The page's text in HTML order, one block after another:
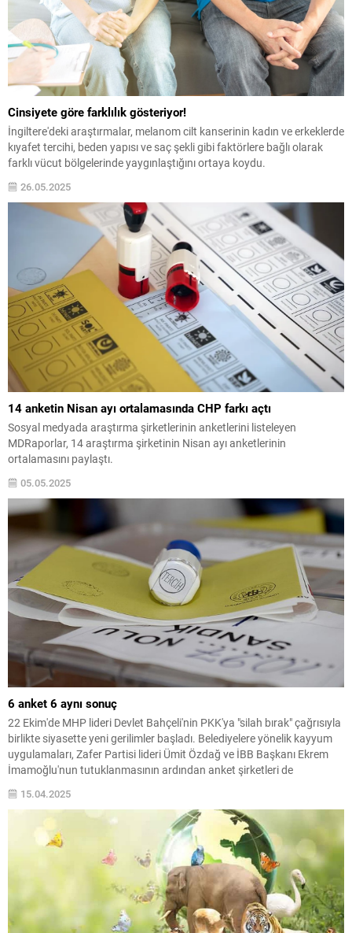
Cinsiyete göre farklılık gösteriyor!
İngiltere'deki araştırmalar, melanom cilt kanserinin kadın ve erkeklerde
kıyafet tercihi, beden yapısı ve saç şekli gibi faktörlere bağlı olarak
farklı vücut bölgelerinde yaygınlaştığını ortaya koydu.
26.05.2025
14 anketin Nisan ayı ortalamasında CHP farkı açtı
Sosyal medyada araştırma şirketlerinin anketlerini listeleyen
MDRaporlar, 14 araştırma şirketinin Nisan ayı anketlerinin
ortalamasını paylaştı.
05.05.2025
6 anket 6 aynı sonuç
22 Ekim'de MHP lideri Devlet Bahçeli'nin PKK'ya "silah bırak" çağrısıyla
birlikte siyasette yeni gerilimler başladı. Belediyelere yönelik kayyum
uygulamaları, Zafer Partisi lideri Ümit Özdağ ve İBB Başkanı Ekrem
İmamoğlu'nun tutuklanmasının ardından anket şirketleri de
çalışmalarına hız verdi. CHP 31 Mart Yerel Seçimleri'ne birinci parti
olarak girerken; AKP'de yüzde 30 sınırının...
15.04.2025